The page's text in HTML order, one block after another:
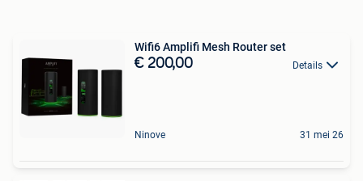
Wifi6 Amplifi Mesh Router set
€ 200,00 Details
Ninove 31 mei 26